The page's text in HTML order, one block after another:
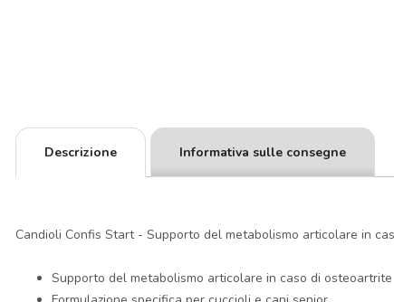
Descrizione Informativa sulle consegne
Candioli Confis Start - Supporto del metabolismo articolare in
Supporto del metabolismo articolare in caso di osteoartrite